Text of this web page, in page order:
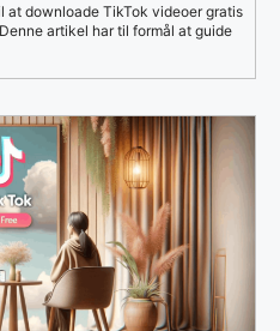
at downloade TikTok videoer gratis
artikel har til formål at guide